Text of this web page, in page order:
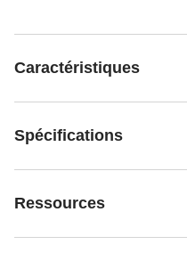
Caractéristiques
Spécifications
Ressources